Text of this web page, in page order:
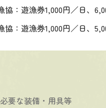
協：遊漁券1,000円／日、
協：遊漁券1,000円／日、
必要な装備・用具等